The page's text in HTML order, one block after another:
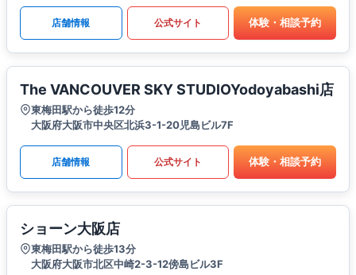
店舗情報 公式サイト 体験・相談予約
The VANCOUVER SKY STUDIOYodoyabashi店
東梅田駅から徒歩12分
大阪府大阪市中央区北浜3-1-20児島ビル7F
店舗情報 公式サイト 体験・相談予約
ショーン大阪店
東梅田駅から徒歩13分
大阪府大阪市北区中崎2-3-12傍島ビル3F